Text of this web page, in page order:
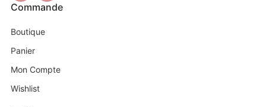
Commande
Boutique
Panier
Mon Compte
Wishlist